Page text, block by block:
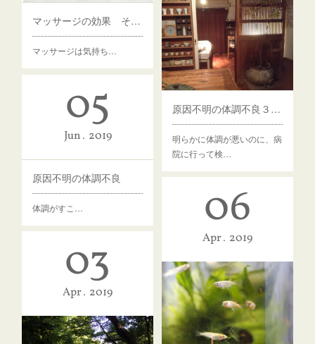
マッサージの効果 その1
マッサージは気持ち…
原因不明の体調不良３ ヒントを見つける
明らかに体調が悪いのに、病
院に行って検…
05
Jun 2019
原因不明の体調不良
体調がすこ… 06
Apr 2019
03
Apr 2019